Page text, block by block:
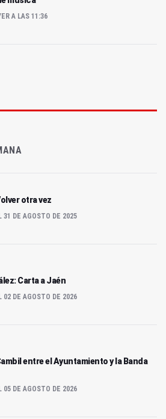
A LAS 11:36
otra vez
31 DE AGOSTO DE 2025
Carta a Jaén
02 DE AGOSTO DE 2026
entre el Ayuntamiento y la Banda
05 DE AGOSTO DE 2026